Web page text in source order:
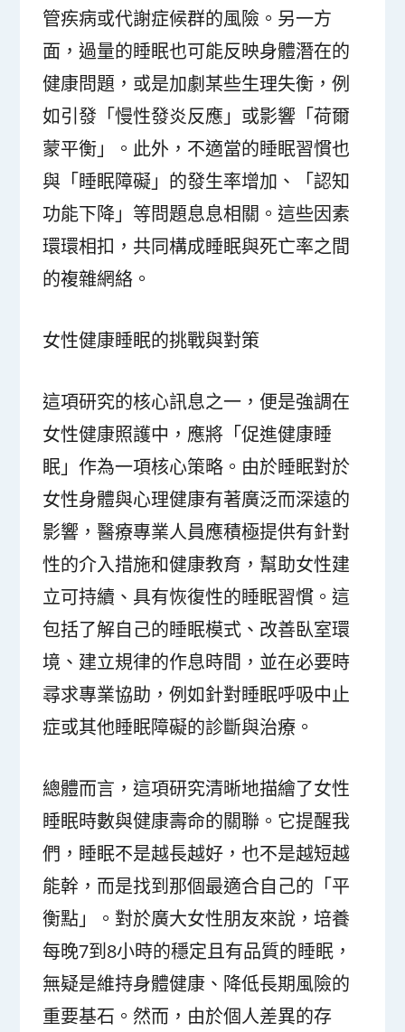
管疾病或代謝症候群的風險。另一方
面，過量的睡眠也可能反映身體潛在的
健康問題，或是加劇某些生理失衡，例
如引發「慢性發炎反應」或影響「荷爾
蒙平衡」。此外，不適當的睡眠習慣也
與「睡眠障礙」的發生率增加、「認知
功能下降」等問題息息相關。這些因素
環環相扣，共同構成睡眠與死亡率之間
的複雜網絡。
女性健康睡眠的挑戰與對策
這項研究的核心訊息之一，便是強調在
女性健康照護中，應將「促進健康睡
眠」作為一項核心策略。由於睡眠對於
女性身體與心理健康有著廣泛而深遠的
影響，醫療專業人員應積極提供有針對
性的介入措施和健康教育，幫助女性建
立可持續、具有恢復性的睡眠習慣。這
包括了解自己的睡眠模式、改善臥室環
境、建立規律的作息時間，並在必要時
尋求專業協助，例如針對睡眠呼吸中止
症或其他睡眠障礙的診斷與治療。
總體而言，這項研究清晰地描繪了女性
睡眠時數與健康壽命的關聯。它提醒我
們，睡眠不是越長越好，也不是越短越
能幹，而是找到那個最適合自己的「平
衡點」。對於廣大女性朋友來說，培養
每晚7到8小時的穩定且有品質的睡眠，
無疑是維持身體健康、降低長期風險的
重要基石。然而，由於個人差異的存